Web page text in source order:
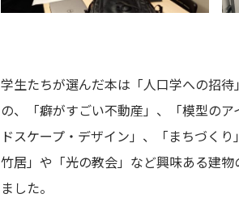
学生たちが選んだ本は「人口学への招
の、「癖がすごい不動産」、「模型の
ドスケープ・デザイン」、「まちづく
竹居」や「光の教会」など興味ある建
ました。